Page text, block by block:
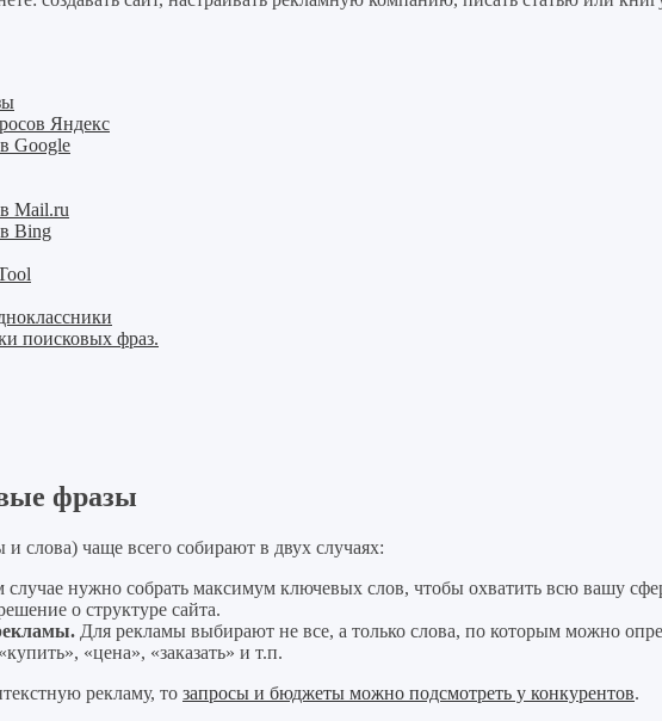
Яндекс
Google
Mail.ru
Bing
поисковых фраз.
фразы
слова) чаще всего собирают в двух случаях:
случае нужно собрать максимум ключевых слов, чтобы охватить всю вашу
о структуре сайта.
Для рекламы выбирают не все, а только слова, по которым можно
«цена», «заказать» и т.п.
рекламу, то запросы и бюджеты можно подсмотреть у конкурентов.